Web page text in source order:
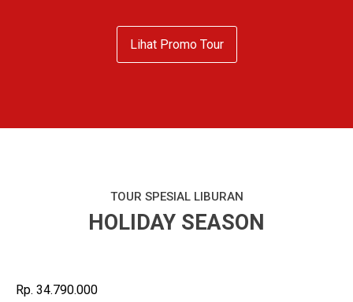
Lihat Promo Tour
TOUR SPESIAL LIBURAN
HOLIDAY SEASON
Rp. 34.790.000